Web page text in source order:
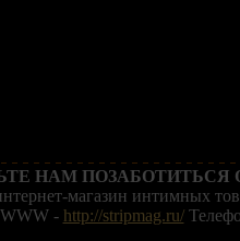
НАМ
магазин интимных
WWW - http://stripmag.ru/